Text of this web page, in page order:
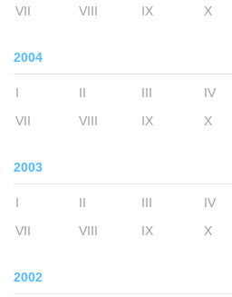
VII
VIII IX X
2004
I II III IV
VII
VIII IX X
2003
I II III IV
VII
VIII IX X
2002